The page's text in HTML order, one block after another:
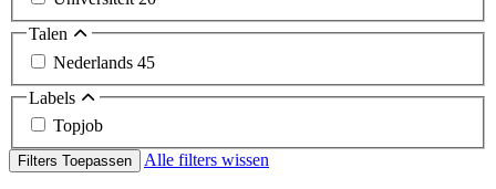
Talen
Nederlands 45
Labels
Topjob
Filters Toepassen Alle filters wissen